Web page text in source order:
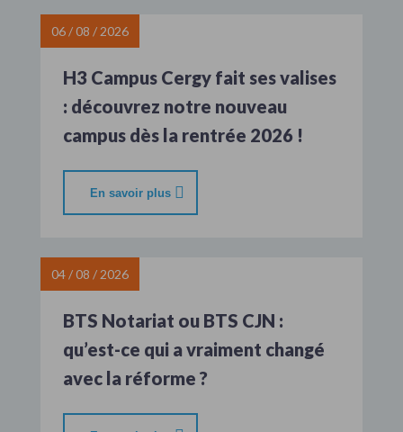
06 / 08 / 2026
H3 Campus Cergy fait ses valises
: découvrez notre nouveau
campus dès la rentrée 2026 !
En savoir plus
04 / 08 / 2026
BTS Notariat ou BTS CJN :
qu’est-ce qui a vraiment changé
avec la réforme ?